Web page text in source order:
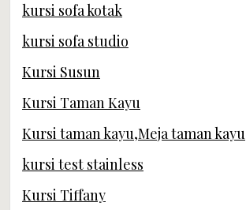
kursi sofa kotak
kursi sofa studio
Kursi Susun
Kursi Taman Kayu
Kursi taman kayu,Meja taman kayu
kursi test stainless
Kursi Tiffany